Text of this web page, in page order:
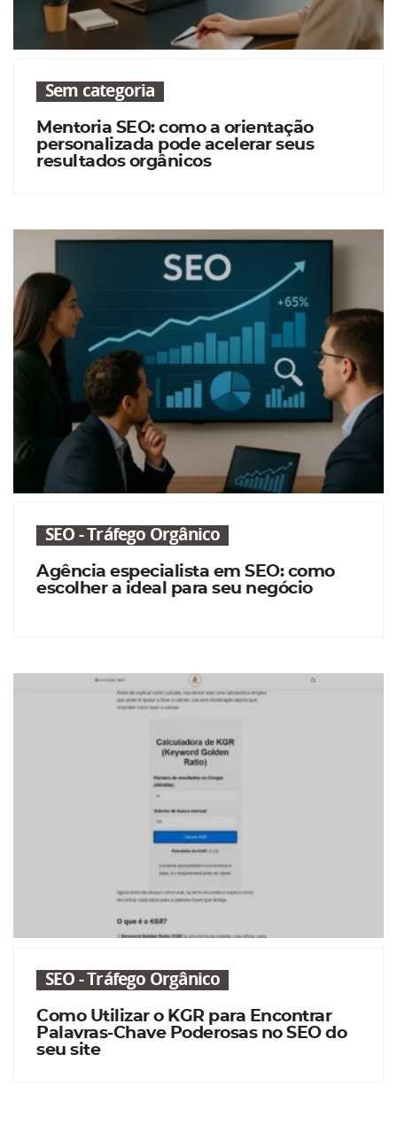
Sem categoria
Mentoria SEO: como a orientação
personalizada pode acelerar seus
resultados orgânicos
SEO - Tráfego Orgânico
Agência especialista em SEO: como
escolher a ideal para seu negócio
SEO - Tráfego Orgânico
Como Utilizar o KGR para Encontrar
Palavras-Chave Poderosas no SEO do
seu site